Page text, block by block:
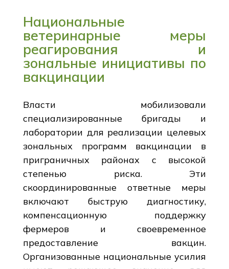
Национальные
ветеринарные меры
реагирования и
зональные инициативы по
вакцинации
Власти мобилизовали
специализированные бригады и
лаборатории для реализации целевых
зональных программ вакцинации в
приграничных районах с высокой
степенью риска. Эти
скоординированные ответные меры
включают быструю диагностику,
компенсационную поддержку
фермеров и своевременное
предоставление вакцин.
Организованные национальные усилия